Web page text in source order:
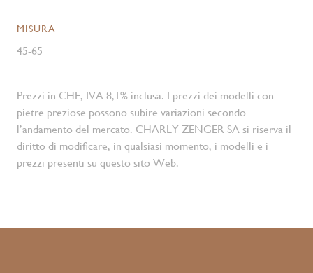
MISURA
45-65
Prezzi in CHF, IVA 8,1% inclusa. I prezzi dei modelli con
pietre preziose possono subire variazioni secondo
l’andamento del mercato. CHARLY ZENGER SA si riserva il
diritto di modificare, in qualsiasi momento, i modelli e i
prezzi presenti su questo sito Web.